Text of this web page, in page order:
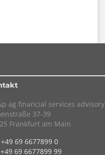
ag financial services advisory
37-39
Frankfurt am Main
69 6677899 0
+49 69 6677899 99